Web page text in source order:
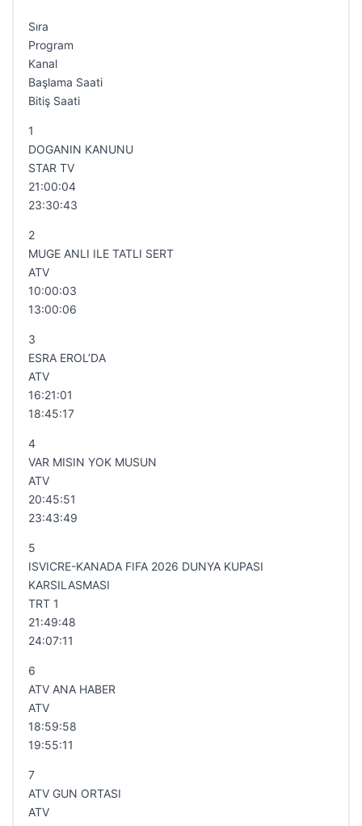
Sıra
Program
Kanal
Başlama Saati
Bitiş Saati
1
DOGANIN KANUNU
STAR TV
21:00:04
23:30:43
2
MUGE ANLI ILE TATLI SERT
ATV
10:00:03
13:00:06
3
ESRA EROL’DA
ATV
16:21:01
18:45:17
4
VAR MISIN YOK MUSUN
ATV
20:45:51
23:43:49
5
ISVICRE-KANADA FIFA 2026 DUNYA KUPASI
KARSILASMASI
TRT 1
21:49:48
24:07:11
6
ATV ANA HABER
ATV
18:59:58
19:55:11
7
ATV GUN ORTASI
ATV